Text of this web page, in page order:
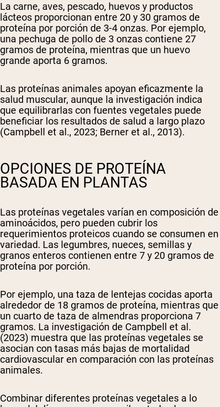
La carne, aves, pescado, huevos y productos
lácteos proporcionan entre 20 y 30 gramos de
proteína por porción de 3-4 onzas. Por ejemplo,
una pechuga de pollo de 3 onzas contiene 27
gramos de proteína, mientras que un huevo
grande aporta 6 gramos.
Las proteínas animales apoyan eficazmente la
salud muscular, aunque la investigación indica
que equilibrarlas con fuentes vegetales puede
beneficiar los resultados de salud a largo plazo
(Campbell et al., 2023; Berner et al., 2013).
OPCIONES DE PROTEÍNA
BASADA EN PLANTAS
Las proteínas vegetales varían en composición de
aminoácidos, pero pueden cubrir los
requerimientos proteicos cuando se consumen en
variedad. Las legumbres, nueces, semillas y
granos enteros contienen entre 7 y 20 gramos de
proteína por porción.
Por ejemplo, una taza de lentejas cocidas aporta
alrededor de 18 gramos de proteína, mientras que
un cuarto de taza de almendras proporciona 7
gramos. La investigación de Campbell et al.
(2023) muestra que las proteínas vegetales se
asocian con tasas más bajas de mortalidad
cardiovascular en comparación con las proteínas
animales.
Combinar diferentes proteínas vegetales a lo